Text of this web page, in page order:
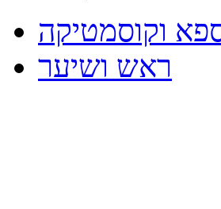
וקוסמטיקה
ראש ושיער